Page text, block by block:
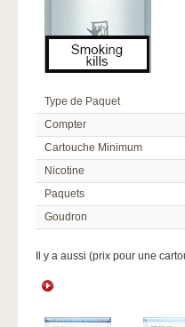
Type de Paquet
Compter
Cartouche Minimum
Nicotine
Paquet
Goudron
Il y a aussi (prix pour une